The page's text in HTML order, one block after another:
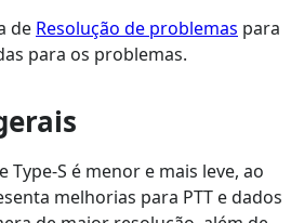
de Resolução de problemas para
para os problemas.
Type-S é menor e mais leve, ao
melhorias para PTT e dados